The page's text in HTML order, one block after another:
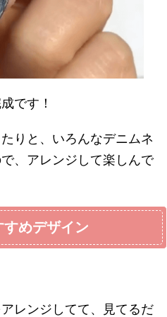
です！
りと、いろんなデニムネ
、アレンジして楽しんで
すめデザイン
レンジしてて、見てるだ